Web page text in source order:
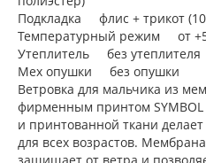
Подкладка флис + трикот
Температурный режим от
Утеплитель без утеплителя
Мех опушки без опушки
Ветровка для мальчика из
фирменным принтом SYMBOL
и принтованной ткани
для всех возрастов.